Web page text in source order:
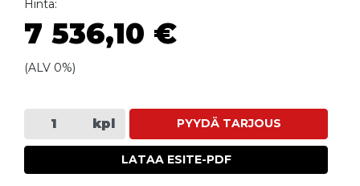
Hinta:
7 536,10 €
(ALV 0%)
kpl PYYDÄ TARJOUS
LATAA ESITE-PDF